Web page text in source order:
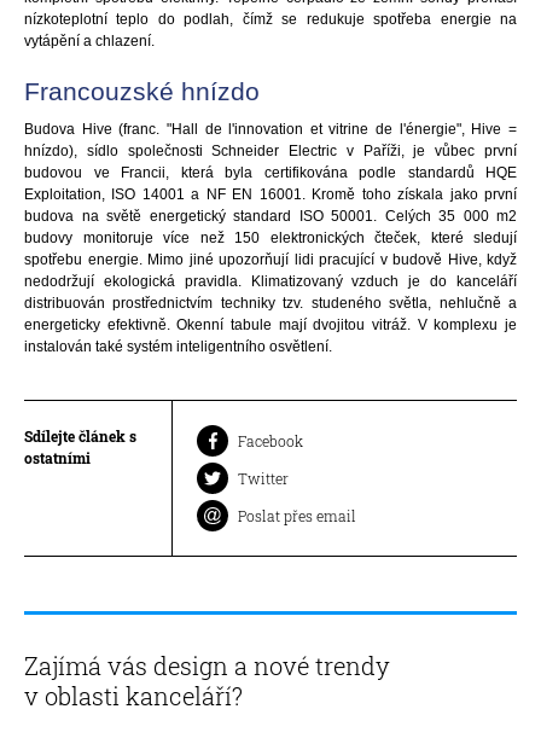
nízkoteplotní teplo do podlah, čímž se redukuje spotřeba energie na
vytápění a chlazení.
Francouzské hnízdo
Budova Hive (franc. "Hall de l'innovation et vitrine de l'énergie", Hive =
hnízdo), sídlo společnosti Schneider Electric v Paříži, je vůbec první
budovou ve Francii, která byla certifikována podle standardů HQE
Exploitation, ISO 14001 a NF EN 16001. Kromě toho získala jako první
budova na světě energetický standard ISO 50001. Celých 35 000 m2
budovy monitoruje více než 150 elektronických čteček, které sledují
spotřebu energie. Mimo jiné upozorňují lidi pracující v budově Hive, když
nedodržují ekologická pravidla. Klimatizovaný vzduch je do kanceláří
distribuován prostřednictvím techniky tzv. studeného světla, nehlučně a
energeticky efektivně. Okenní tabule mají dvojitou vitráž. V komplexu je
instalován také systém inteligentního osvětlení.
Sdílejte článek s
ostatními
Facebook
Twitter
Poslat přes email
Zajímá vás design a nové trendy
v oblasti kanceláří?